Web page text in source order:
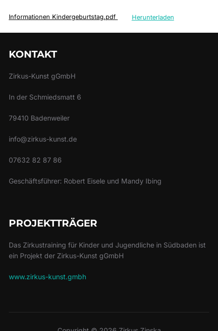
Informationen Kindergeburtstag.pdf Herunterladen
KONTAKT
Zirkus-Kunst gGmbH
In der Schmiedsmatt 6
79410 Badenweiler
info@zirkus-kunst.de
07632 82 87 86
Geschäftsführer: Robert Eisele und Mandy Ibing
PROJEKTTRÄGER
Das Zirkustraining für Kinder und Jugendliche in Südbaden ist
ein Projekt der Zirkus-Kunst gGmbH
www.zirkus-kunst.gmbh